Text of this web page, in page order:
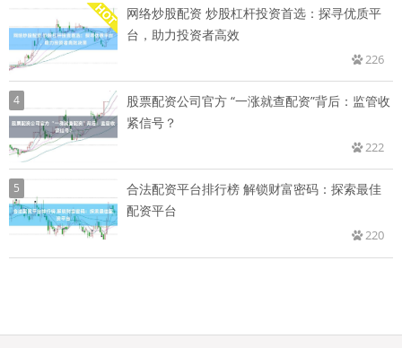
网络炒股配资 炒股杠杆投资首选：探寻优质平
台，助力投资者高效
226
4
股票配资公司官方 “一涨就查配资”背后：监管收
紧信号？
222
5
合法配资平台排行榜 解锁财富密码：探索最佳
配资平台
220